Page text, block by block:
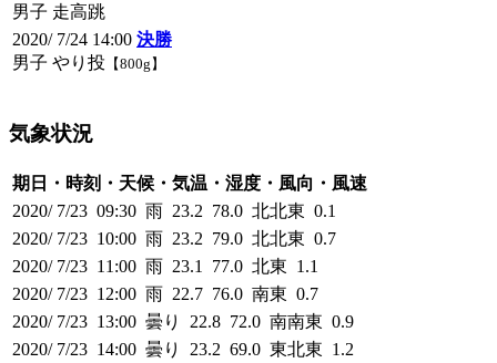
男子 走高跳
2020/ 7/24 14:00 決勝
男子 やり投 【800g】
気象状況
期日・時刻・天候・気温・湿度・風向・風速
2020/ 7/23 09:30 雨 23.2 78.0 北北東 0.1
2020/ 7/23 10:00 雨 23.2 79.0 北北東 0.7
2020/ 7/23 11:00 雨 23.1 77.0 北東 1.1
2020/ 7/23 12:00 雨 22.7 76.0 南東 0.7
2020/ 7/23 13:00 曇り 22.8 72.0 南南東 0.9
2020/ 7/23 14:00 曇り 23.2 69.0 東北東 1.2